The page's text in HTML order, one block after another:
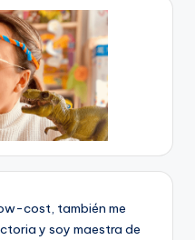
cost, también me
y soy maestra de